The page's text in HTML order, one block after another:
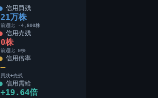
信用買残
21万株
前週比 -4,800株
信用売残
0株
前週比 0株
信用倍率
―
買残÷売残
信用需給
+19.64倍